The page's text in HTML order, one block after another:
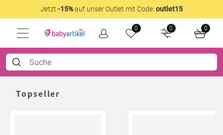
Jetzt -15%auf unser Outlet mit Code: outlet15
0 0 0
Topseller